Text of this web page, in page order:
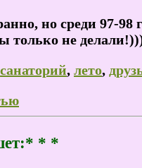
но среди 97-
только не
санаторий, лето,
* *